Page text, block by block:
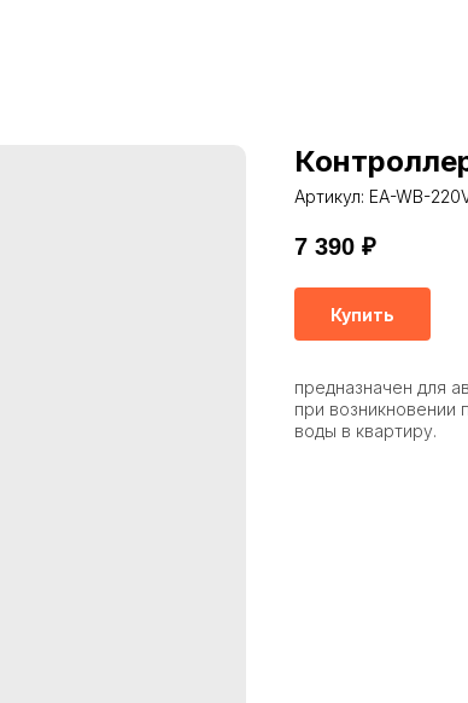
Артикул: EA-WB-
7 390 ₽
Купить
предназначен для
при возникновении
воды в квартиру.